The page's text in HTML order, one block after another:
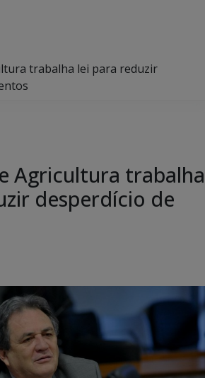
trabalha lei para reduzir
Agricultura trabalha
desperdício de